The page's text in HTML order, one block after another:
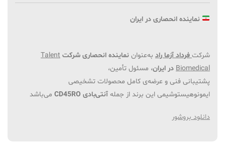
نماینده انحصاری در ایران
شرکت فرداد آزما راد به‌عنوان نماینده انحصاری شرکت Talent
Biomedical در ایران، مسئول تأمین،
پشتیبانی فنی و عرضه‌ی کامل محصولات تشخیصی
ایمونوهیستوشیمی این برند از جمله آنتی‌بادی CD45RO می‌باشد
دانلود بروشور